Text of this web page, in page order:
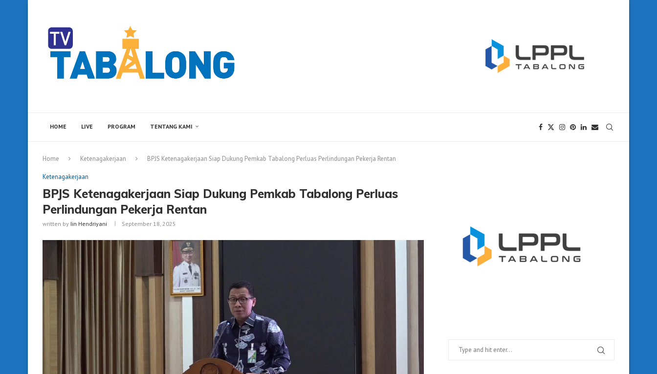
HOME LIVE PROGRAM TENTANG KAMI
Home Ketenagakerjaan BPJS Ketenagakerjaan Siap Dukung Pemkab Tabalong Perluas Perlindungan Pekerja Rentan
Ketenagakerjaan
BPJS Ketenagakerjaan Siap Dukung Pemkab Tabalong Perluas
Perlindungan Pekerja Rentan
written by Iin Hendriyani September 18, 2025